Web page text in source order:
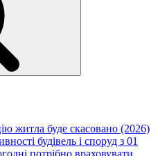
житла буде скасовано (2026)
будівель і споруд з 01
потрібно враховувати